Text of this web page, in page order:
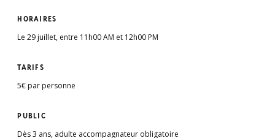
HORAIRES
Le 29 juillet, entre 11h00 AM et 12h00 PM
TARIFS
5€ par personne
PUBLIC
Dès 3 ans, adulte accompagnateur obligatoire